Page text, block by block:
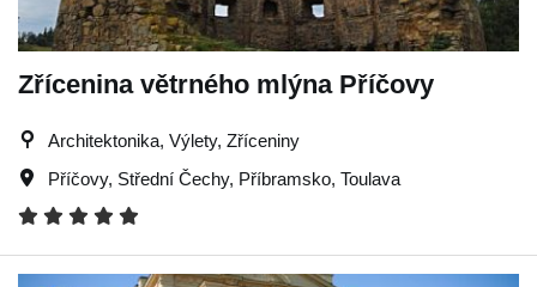
Zřícenina větrného mlýna Příčovy
Architektonika, Výlety, Zříceniny
Příčovy, Střední Čechy, Příbramsko, Toulava